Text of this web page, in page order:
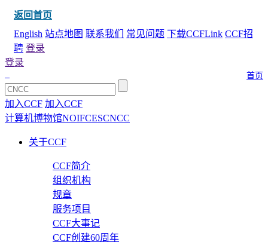
返回首页
English 站点地图 联系我们 常见问题 下载CCFLink CCF招
聘 登录
首页
登录
加入CCF 加入CCF
计算机博物馆NOIFCESCNCC
关于CCF
CCF简介
组织机构
规章
服务项目
CCF大事记
CCF创建60周年